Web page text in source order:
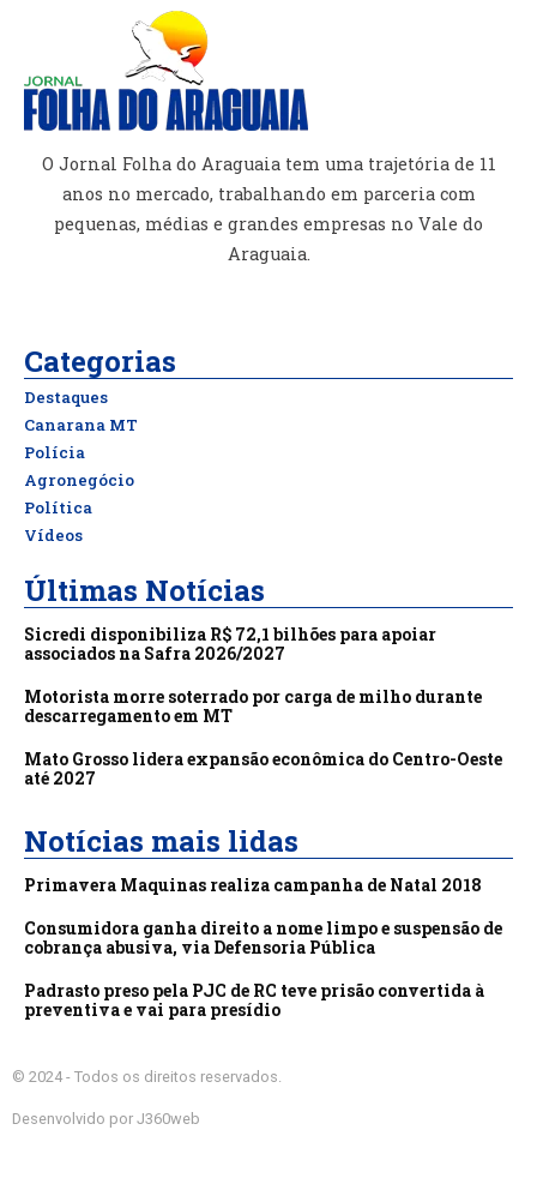
O Jornal Folha do Araguaia tem uma trajetória de 11
anos no mercado, trabalhando em parceria com
pequenas, médias e grandes empresas no Vale do
Araguaia.
Categorias
Destaques
Canarana MT
Polícia
Agronegócio
Política
Vídeos
Últimas Notícias
Sicredi disponibiliza R$ 72,1 bilhões para apoiar
associados na Safra 2026/2027
Motorista morre soterrado por carga de milho durante
descarregamento em MT
Mato Grosso lidera expansão econômica do Centro-Oeste
até 2027
Notícias mais lidas
Primavera Maquinas realiza campanha de Natal 2018
Consumidora ganha direito a nome limpo e suspensão de
cobrança abusiva, via Defensoria Pública
Padrasto preso pela PJC de RC teve prisão convertida à
preventiva e vai para presídio
© 2024 - Todos os direitos reservados.
Desenvolvido por J360web